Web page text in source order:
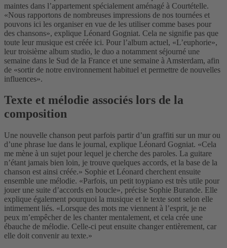
maintes dans l’appartement spécialement aménagé à Courtételle.
«Nous rapportons de nombreuses impressions de nos tournées et
pouvons ici les organiser en vue de les utiliser comme bases pour
des chansons», explique Léonard Gogniat. Cela ne signifie pas que
toute leur musique est créée ici. Pour l’album actuel, «L’euphorie»,
leur troisième album studio, le duo a notamment séjourné une
semaine dans le Sud de la France et une semaine à Amsterdam, afin
de «sortir de notre environnement habituel et permettre de nouvelles
influences».
Texte et mélodie associés lors de la
composition
Une nouvelle chanson peut parfois partir d’un graffiti sur un mur ou
d’une phrase lue dans le journal, explique Léonard Gogniat. «Cela
me mène à un sujet pour lequel je cherche des paroles. La guitare
n’étant jamais bien loin, je trouve quelques accords, et la base de la
chanson est ainsi créée.» Sophie et Léonard cherchent ensuite
ensemble une mélodie. «Parfois, un petit toypiano est très utile pour
jouer une suite d’accords en boucle», précise Sophie Burande. Elle
explique également pourquoi la musique et le texte sont selon elle
intimement liés. «Lorsque des mots me viennent à l’esprit, je ne
peux m’empêcher de les chanter mentalement, et cela crée une
ébauche de mélodie. Celle-ci peut ensuite changer entièrement, car
elle doit convenir au texte.»